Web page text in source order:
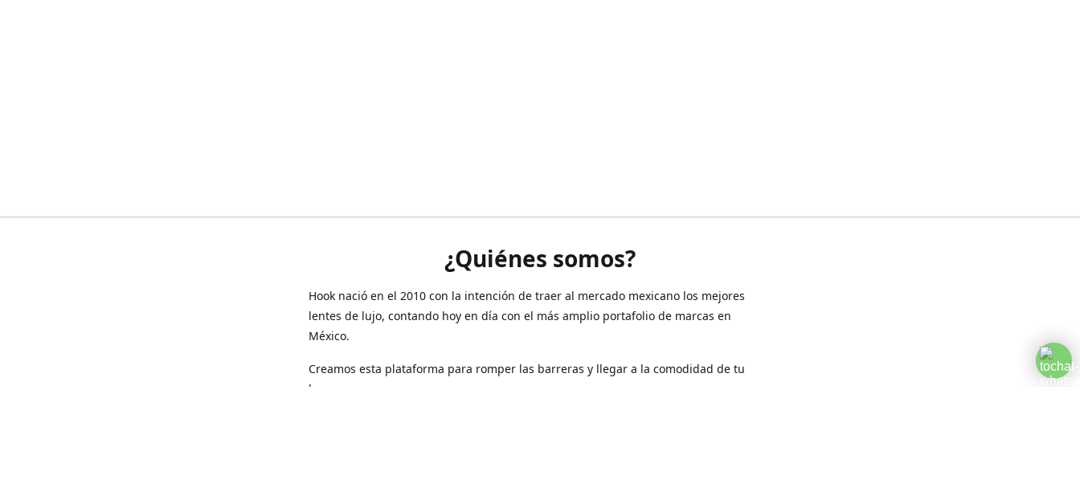
¿Quiénes somos?
Hook nació en el 2010 con la intención de traer al mercado mexicano los mejores
lentes de lujo, contando hoy en día con el más amplio portafolio de marcas en
México.
Creamos esta plataforma para romper las barreras y llegar a la comodidad de tu
hogar.